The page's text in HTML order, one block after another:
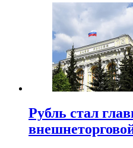
Рубль стал